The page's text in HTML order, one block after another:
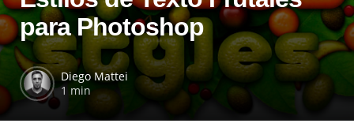
para Photoshop
Diego Mattei
1 min